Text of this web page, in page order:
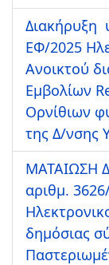
Διακήρυξη
ΕΦ/2025
Ανοικτού
Εμβολίων
Ορνίθιων
της Δ/νσης
ΜΑΤΑΙΩΣΗ
αριθμ.
δημόσιας